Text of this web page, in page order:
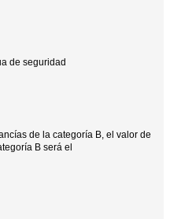
de seguridad
de la categoría B, el valor de
B será el